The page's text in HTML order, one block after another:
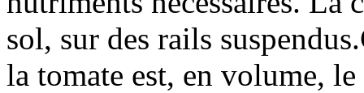
sol, sur des rails
la tomate est, en volume,